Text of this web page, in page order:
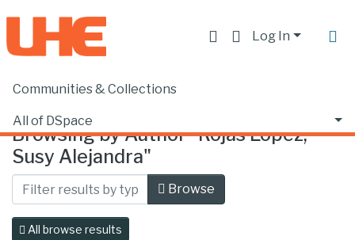
Log In
Communities & Collections
All of DSpace
Home Browse by Author
Browsing by Author "Rojas López,
Susy Alejandra"
Browse
All browse results